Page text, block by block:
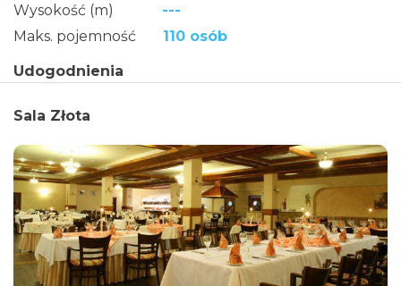
Wysokość (m)
---
Maks. pojemność
110 osób
Udogodnienia
Sala Złota